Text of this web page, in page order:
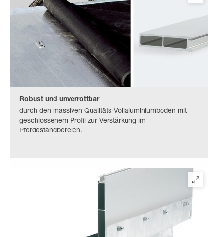
Robust und unverrottbar
durch den massiven Qualitäts-Vollaluminiumboden mit
geschlossenem Profil zur Verstärkung im
Pferdestandbereich.